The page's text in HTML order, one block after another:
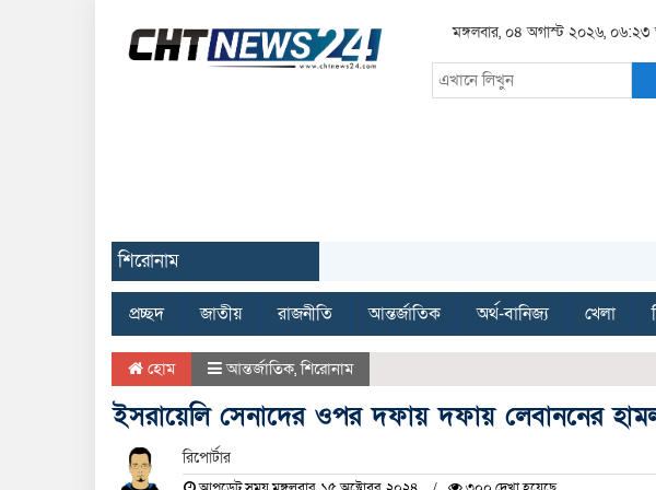
মঙ্গলবার, ০৪ অগাস্ট ২০২৬, ০৬:২৩
শিরোনাম
প্রচ্ছদ জাতীয় রাজনীতি আন্তর্জাতিক অর্থ-বানিজ্য খেলা
হোম আন্তর্জাতিক,শিরোনাম
ইসরায়েলি সেনাদের ওপর দফায় দফায় লেবাননের
রিপোর্টার